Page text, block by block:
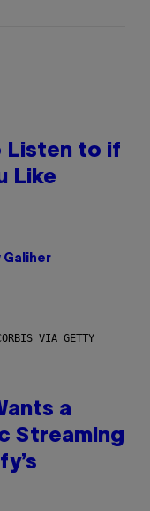
Listen to if
Like
Galiher
VIA GETTY
a
Streaming